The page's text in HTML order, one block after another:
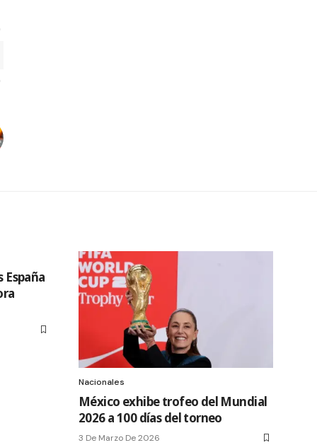
España
Nacionales
México exhibe trofeo del Mundial
2026 a 100 días del torneo
3 De Marzo De 2026